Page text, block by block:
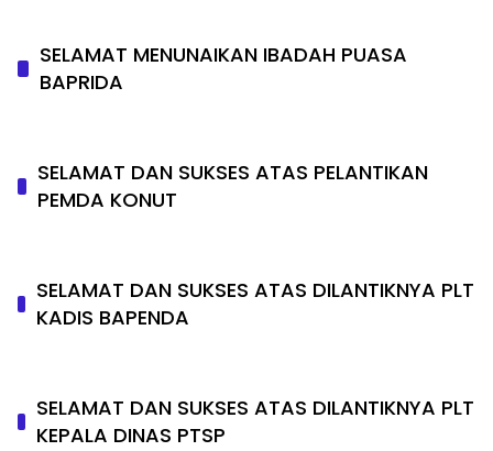
SELAMAT MENUNAIKAN IBADAH PUASA
BAPRIDA
SELAMAT DAN SUKSES ATAS PELANTIKAN
PEMDA KONUT
SELAMAT DAN SUKSES ATAS DILANTIKNYA PLT
KADIS BAPENDA
SELAMAT DAN SUKSES ATAS DILANTIKNYA PLT
KEPALA DINAS PTSP